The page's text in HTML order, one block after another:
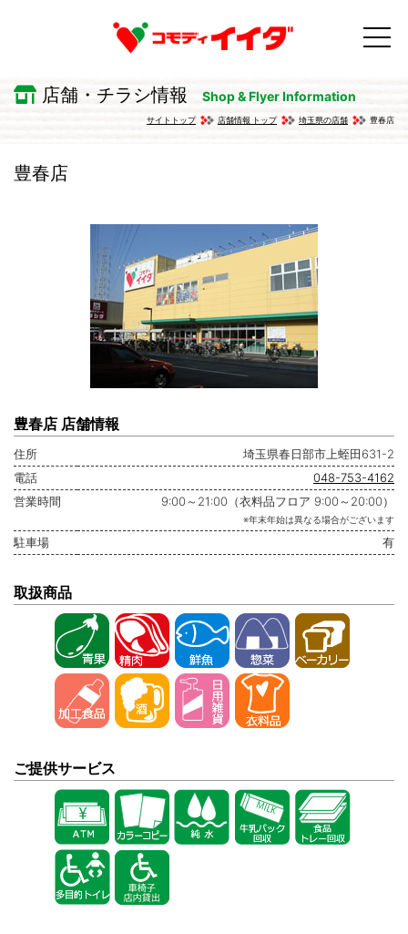
店舗・チラシ情報 Shop & Flyer Information
サイトトップ 店舗情報 トップ 埼玉県の店舗 豊春店
豊春店
豊春店 店舗情報
住所
埼玉県春日部市上蛭田631-2
電話
048-753-4162
営業時間
9:00～21:00（衣料品フロア 9:00～20:00）
※年末年始は異なる場合がございます
駐車場 有
取扱商品
ご提供サービス